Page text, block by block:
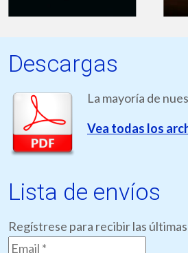
Descargas
La mayoría de
Vea todas los
Lista de envíos
Regístrese para recibir las